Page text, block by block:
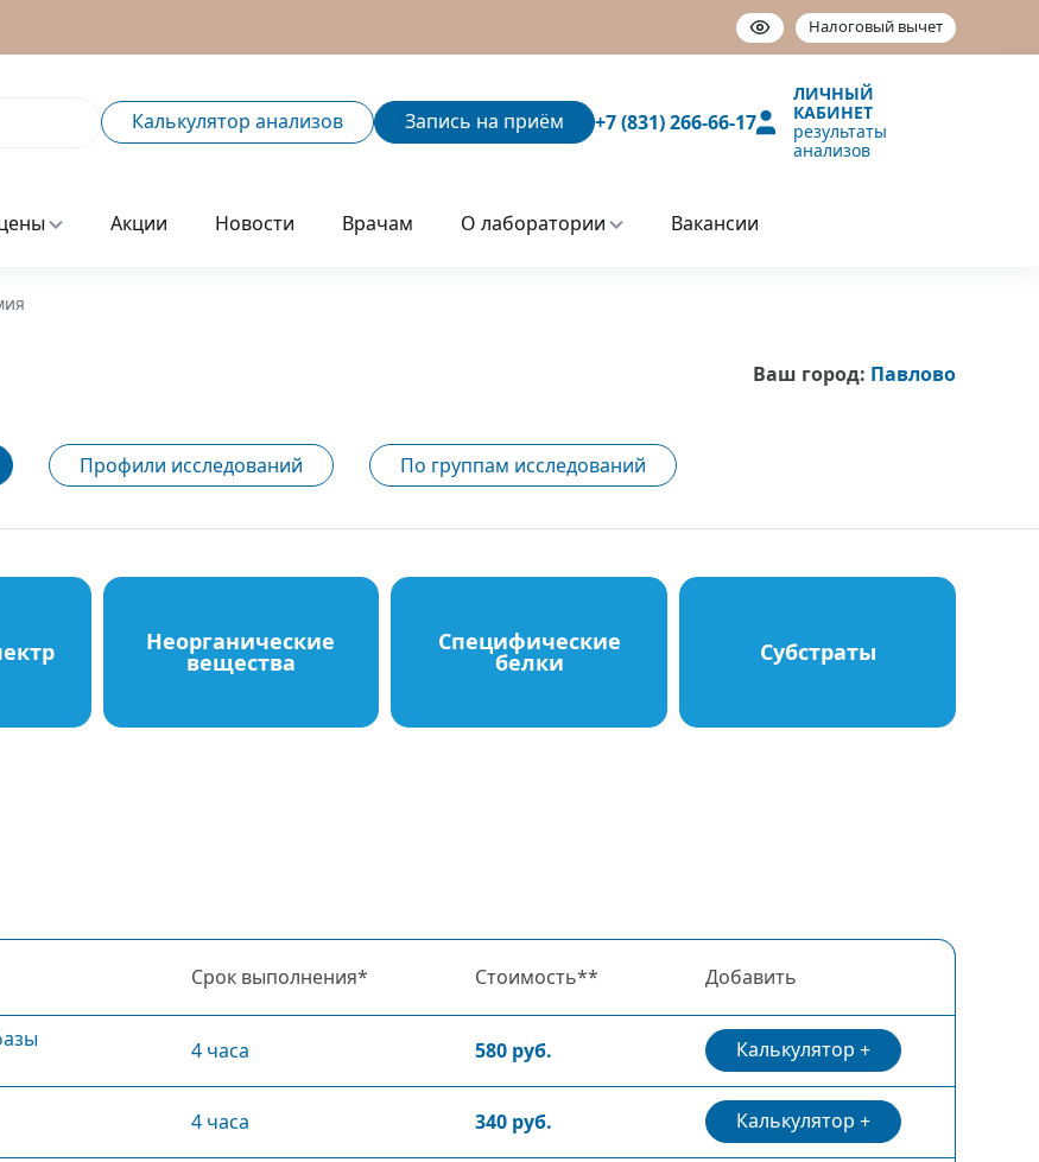
Налоговый вычет
Калькулятор анализов Запись на приём +7 (831) 266-66-17
ЛИЧНЫЙ
КАБИНЕТ
результаты
анализов
Акции Новости Врачам О лаборатории Вакансии
Ваш город: Павлово
Профили исследований По группам исследований
Неорганические
вещества
Специфические
белки Субстраты
Срок выполнения* Стоимость** Добавить
4 часа 580 руб. Калькулятор
4 часа 340 руб. Калькулятор